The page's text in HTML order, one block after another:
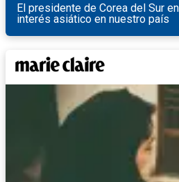
El presidente de Corea del Sur
interés asiático en nuestro país